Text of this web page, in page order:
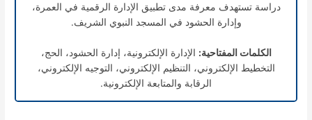
دراسة تستهدف معرفة مدى تطبيق الإدارة الرقمية في العمرة،
وإدارة الحشود في المسجد النبوي الشريف.
الكلمات المفتاحية: الإدارة الإلكترونية، إدارة الحشود، الحج،
التخطيط الإلكتروني، التنظيم الإلكتروني، التوجيه الإلكتروني،
الرقابة والمتابعة الإلكترونية.